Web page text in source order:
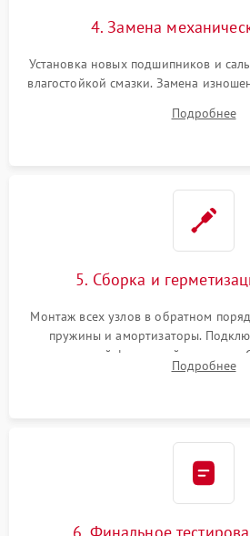
4. Замена
Установка новых подшипников и
влагостойкой смазки. Замена
или поврежденнойПодробнее
5. Сборка и
Монтаж всех узлов в обратном
пружины и амортизаторы.
надежной фиксацией хомутами.
герметиком для предотвращения
Подробнее